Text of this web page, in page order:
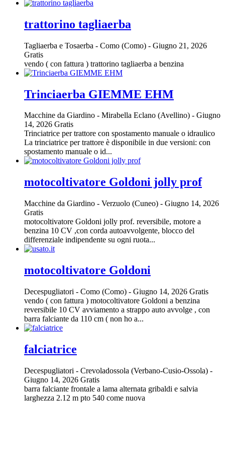
trattorino tagliaerba
Tagliaerba e Tosaerba - Como (Como) - Giugno 21, 2026
Gratis
vendo ( con fattura ) trattorino tagliaerba a benzina
Trinciaerba GIEMME EHM
Macchine da Giardino - Mirabella Eclano (Avellino) - Giugno
14, 2026 Gratis
Trinciatrice per trattore con spostamento manuale o idraulico
La trinciatrice per trattore è disponibile in due versioni: con
spostamento manuale o id...
motocoltivatore Goldoni jolly prof
Macchine da Giardino - Verzuolo (Cuneo) - Giugno 14, 2026
Gratis
motocoltivatore Goldoni jolly prof. reversibile, motore a
benzina 10 CV ,con corda autoavvolgente, blocco del
differenziale indipendente su ogni ruota...
motocoltivatore Goldoni
Decespugliatori - Como (Como) - Giugno 14, 2026 Gratis
vendo ( con fattura ) motocoltivatore Goldoni a benzina
reversibile 10 CV avviamento a strappo auto avvolge , con
barra falciante da 110 cm ( non ho a...
falciatrice
Decespugliatori - Crevoladossola (Verbano-Cusio-Ossola) -
Giugno 14, 2026 Gratis
barra falciante frontale a lama alternata gribaldi e salvia
larghezza 2.12 m pto 540 come nuova